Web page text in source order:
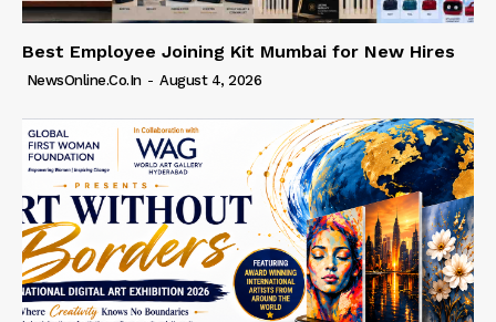
Best Employee Joining Kit Mumbai for New Hires
NewsOnline.co.in - August 4, 2026